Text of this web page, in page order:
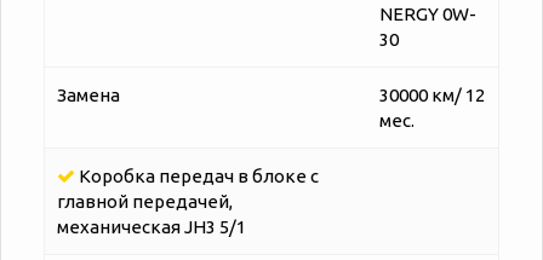
NERGY 0W-
30
Замена
30000 км/ 12
мес.
Коробка передач в блоке с
главной передачей,
механическая JH3 5/1